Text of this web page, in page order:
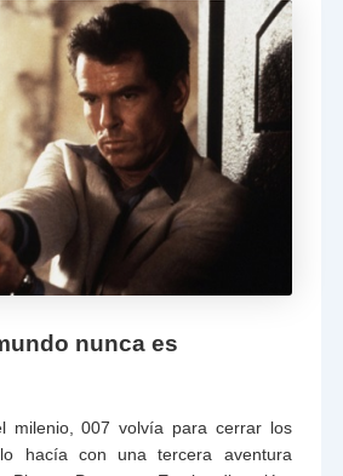
nunca es
milenio, 007 volvía para cerrar los
hacía con una tercera aventura